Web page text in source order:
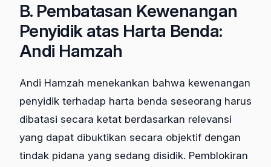
B. Pembatasan Kewenangan
Penyidik atas Harta Benda:
Andi Hamzah
Andi Hamzah menekankan bahwa kewenangan
penyidik terhadap harta benda seseorang harus
dibatasi secara ketat berdasarkan relevansi
yang dapat dibuktikan secara objektif dengan
tindak pidana yang sedang disidik. Pemblokiran